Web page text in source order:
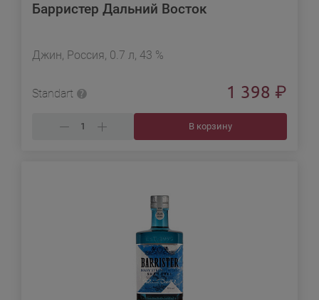
Барристер Дальний Восток
Джин, Россия, 0.7 л, 43 %
Standart 1 398 ₽
В корзину